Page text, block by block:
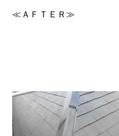
≪ＡＦＴＥＲ≫